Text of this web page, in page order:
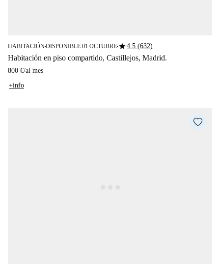
HABITACIÓN■DISPONIBLE 01 OCTUBRE■star4.5 (632)
Habitación en piso compartido, Castillejos, Madrid.
800 €/al mes
+info